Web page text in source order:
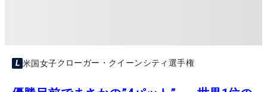
米国女子クローガー・クイーンシティ選手権